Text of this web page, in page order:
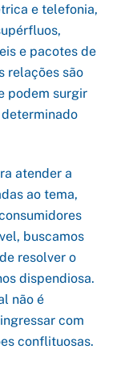
e telefonia,
e pacotes de
relações são
podem surgir
atender a
ao tema,
buscamos
resolver o
dispendiosa.
não é
com
conflituosas.